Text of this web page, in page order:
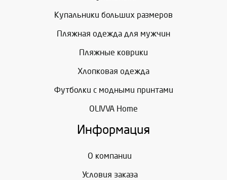
Купальники больших размеров
Пляжная одежда для мужчин
Пляжные коврики
Хлопковая одежда
Футболки с модными принтами
OLIVVA Home
Информация
О компании
Условия заказа